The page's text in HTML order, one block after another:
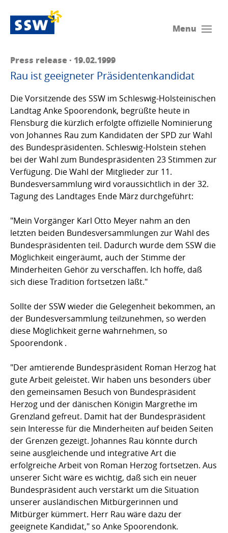
Menu
Press release · 19.02.1999
Rau ist geeigneter Präsidentenkandidat
Die Vorsitzende des SSW im Schleswig-Holsteinischen
Landtag Anke Spoorendonk, begrüßte heute in
Flensburg die kürzlich erfolgte offizielle Nominierung
von Johannes Rau zum Kandidaten der SPD zur Wahl
des Bundespräsidenten. Schleswig-Holstein stehen
bei der Wahl zum Bundespräsidenten 23 Stimmen zur
Verfügung. Die Wahl der Mitglieder zur 11.
Bundesversammlung wird voraussichtlich in der 32.
Tagung des Landtages Ende März durchgeführt:
"Mein Vorgänger Karl Otto Meyer nahm an den
letzten beiden Bundesversammlungen zur Wahl des
Bundespräsidenten teil. Dadurch wurde dem SSW die
Möglichkeit eingeräumt, auch der Stimme der
Minderheiten Gehör zu verschaffen. Ich hoffe, daß
sich diese Tradition fortsetzen läßt."
Sollte der SSW wieder die Gelegenheit bekommen, an
der Bundesversammlung teilzunehmen, so werden
diese Möglichkeit gerne wahrnehmen, so
Spoorendonk .
"Der amtierende Bundespräsident Roman Herzog hat
gute Arbeit geleistet. Wir haben uns besonders über
den gemeinsamen Besuch von Bundespräsident
Herzog und der dänischen Königin Margrethe im
Grenzland gefreut. Damit hat der Bundespräsident
sein Interesse für die Minderheiten auf beiden Seiten
der Grenzen gezeigt. Johannes Rau könnte durch
seine ausgleichende und integrative Art die
erfolgreiche Arbeit von Roman Herzog fortsetzen. Aus
unserer Sicht wäre es wichtig, daß sich ein neuer
Bundespräsident auch verstärkt um die Situation
unserer ausländischen Mitbürgerinnen und
Mitbürger kümmert. Herr Rau wäre dazu der
geeignete Kandidat," so Anke Spoorendonk.